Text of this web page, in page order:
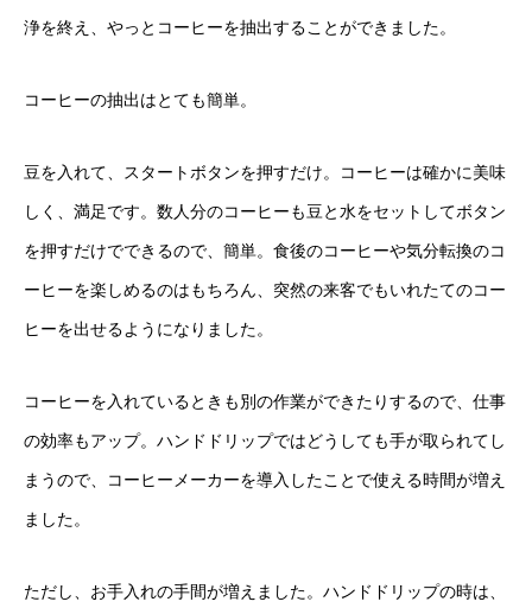
浄を終え、やっとコーヒーを抽出することができました。
コーヒーの抽出はとても簡単。
豆を入れて、スタートボタンを押すだけ。コーヒーは確かに美味
しく、満足です。数人分のコーヒーも豆と水をセットしてボタン
を押すだけでできるので、簡単。食後のコーヒーや気分転換のコ
ーヒーを楽しめるのはもちろん、突然の来客でもいれたてのコー
ヒーを出せるようになりました。
コーヒーを入れているときも別の作業ができたりするので、仕事
の効率もアップ。ハンドドリップではどうしても手が取られてし
まうので、コーヒーメーカーを導入したことで使える時間が増え
ました。
ただし、お手入れの手間が増えました。ハンドドリップの時は、